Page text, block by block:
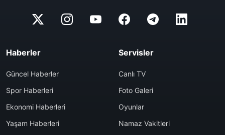
Haberler
Güncel Haberler
Spor Haberleri
Ekonomi Haberleri
Yaşam Haberleri
Servisler
Canlı TV
Foto Galeri
Oyunlar
Namaz Vakitleri